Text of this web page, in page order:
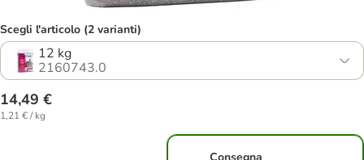
Scegli l'articolo (2 varianti)
12 kg
2160743.0
14,49 €
1,21 € / kg